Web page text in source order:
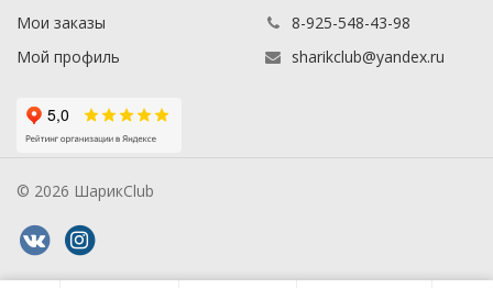
Мои заказы
Мой профиль
8-925-548-43-98
sharikclub@yandex.ru
© 2026 ШарикClub